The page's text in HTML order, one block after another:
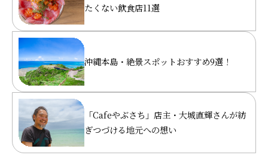
たくない飲食店11選
沖縄本島・絶景スポットおすすめ9選！
「Cafeやぶさち」店主・大城直輝さんが紡
ぎつづける地元への想い